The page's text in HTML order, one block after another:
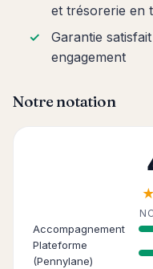
et trésorerie en
Garantie
engagement
Notre notation
Accompagnement
Plateforme
(Pennylane)